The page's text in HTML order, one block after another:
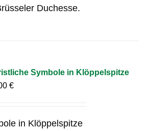
Duchesse.
Symbole in Klöppelspitze
€
in Klöppelspitze